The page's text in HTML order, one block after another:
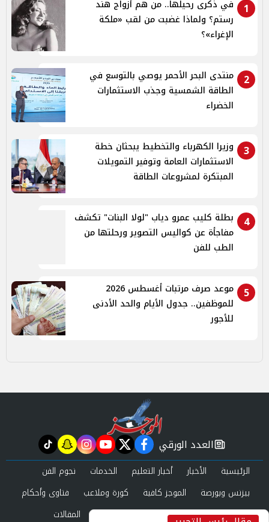
1
في ذكرى رحيلها.. من هم أزواج هند
رستم؟ ولماذا غضبت من لقب «ملكة
الإغراء»؟
2
منتدى البحر الأحمر يوصي بالتوسع في
الطاقة الشمسية وجذب الاستثمارات
الخضراء
3
وزيرا الكهرباء والتخطيط يبحثان خطة
الاستثمارات العامة وتوفير التمويلات
المبتكرة لمشروعات الطاقة
4
بطلة كليب عمرو دياب "لولا البنات" تكشف
مفاجأة عن كواليس التصوير ورحلتها من
الطب للفن
5
موعد صرف مرتبات أغسطس 2026
للموظفين.. جدول الأيام والحد الأدنى
للأجور
newspaper
العدد الورقي facebook
twitter
youtube
instagram
snapchat
tiktok
الرئيسية الأخبار أخبار التعليم الخدمات
نجوم الفن
بيزنس وبورصة
الموجز كافية كورة وملاعب
فتاوى وأحكام
صحة وجمال
عرب وعالم حوادث ومحاكم المقالات